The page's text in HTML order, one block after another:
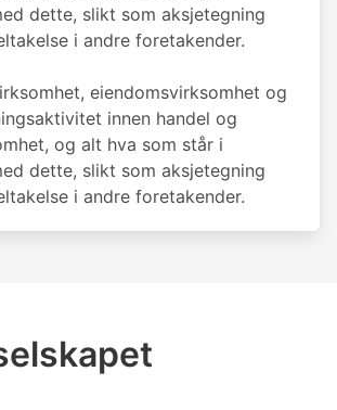
dette, slikt som aksjetegning
i andre foretakender.
eiendomsvirksomhet og
innen handel og
og alt hva som står i
dette, slikt som aksjetegning
i andre foretakender.